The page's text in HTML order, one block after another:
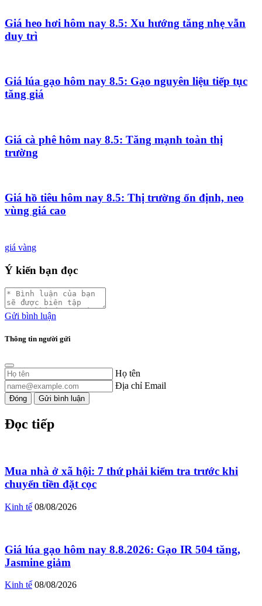
Giá heo hơi hôm nay 8.5: Xu hướng tăng nhẹ vẫn
duy trì
Giá lúa gạo hôm nay 8.5: Gạo nguyên liệu tiếp tục
tăng giá
Giá cà phê hôm nay 8.5: Tăng mạnh toàn thị
trường
Giá hồ tiêu hôm nay 8.5: Thị trường ổn định, neo
vùng giá cao
giá vàng
Ý kiến bạn đọc
Gửi bình luận
Thông tin người gửi
Họ tên
Địa chỉ Email
Đóng Gửi bình luận
Đọc tiếp
Mua nhà ở xã hội: 7 thứ phải kiểm tra trước khi
chuyển tiền đặt cọc
Kinh tế 08/08/2026
Giá lúa gạo hôm nay 8.8.2026: Gạo IR 504 tăng,
Jasmine giảm
Kinh tế 08/08/2026